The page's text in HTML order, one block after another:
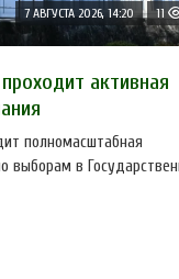
7 АВГУСТА 2026, 14:20 11
активная
полномасштабная
выборам в